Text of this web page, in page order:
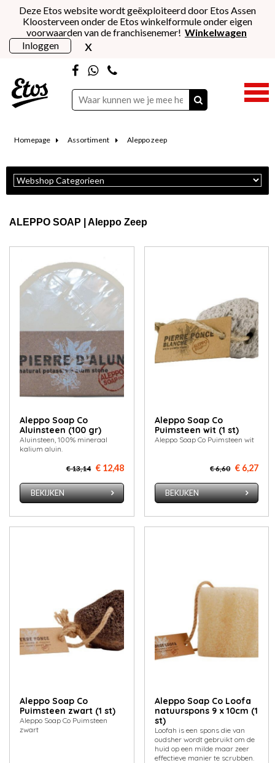
Deze Etos website wordt geëxploiteerd door Etos Assen
Kloosterveen onder de Etos winkelformule onder eigen
voorwaarden van de franchisenemer! Winkelwagen
Inloggen
x
Homepage Assortiment Aleppo zeep
ALEPPO SOAP | Aleppo Zeep
Aleppo Soap Co
Aluinsteen (100 gr)
Aluinsteen, 100% mineraal
kalium aluin.
€ 13,14 € 12,48
BEKIJKEN
Aleppo Soap Co
Puimsteen wit (1 st)
Aleppo Soap Co Puimsteen wit
€ 6,60 € 6,27
BEKIJKEN
Aleppo Soap Co
Puimsteen zwart (1 st)
Aleppo Soap Co Puimsteen
zwart
Aleppo Soap Co Loofa
natuurspons 9 x 10cm (1
st)
Loofah is een spons die van
oudsher wordt gebruikt om de
huid op een milde maar zeer
effectieve manier te scrubben.